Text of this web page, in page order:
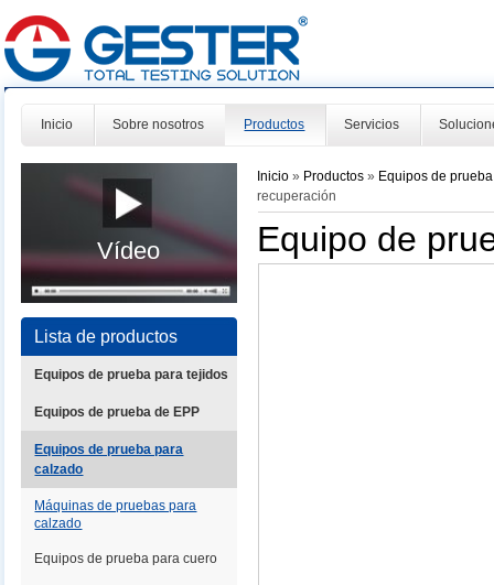
Inicio Sobre nosotros Productos Servicios
Vídeo
Lista de productos
Equipos de prueba para tejidos
Equipos de prueba de EPP
Equipos de prueba para
calzado
Máquinas de pruebas para
calzado
Equipos de prueba para cuero
Inicio » Productos» Equipos de
recuperación
Equipo de